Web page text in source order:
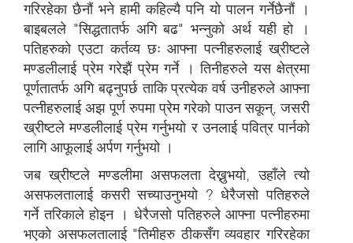
गरिरहेका छैनौं भने हामी कहिल्यै पनि यो पालन गर्नेछैनौं ।
बाइबलले "सिद्धतातर्फ अगि बढ" भन्नुको अर्थ यही हो ।
पतिहरुको एउटा कर्तव्य छः आफ्ना पत्नीहरुलाई ख्रीष्टले
मण्डलीलाई प्रेम गरेझैं प्रेम गर्ने । तिनीहरुले यस क्षेत्रमा
पूर्णतातर्फ अगि बढ्नुपर्छ ताकि प्रत्येक वर्ष उनीहरुले आफ्ना
पत्नीहरुलाई अझ पूर्ण रुपमा प्रेम गरेको पाउन सकून्, जसरी
ख्रीष्टले मण्डलीलाई प्रेम गर्नुभयो र उनलाई पवित्र पार्नको
लागि आफूलाई अर्पण गर्नुभयो ।
जब ख्रीष्टले मण्डलीमा असफलता देख्नुभयो, उहाँले त्यो
असफलतालाई कसरी सच्याउनुभयो ? धेरैजसो पतिहरुले
गर्ने तरिकाले होइन । धेरैजसो पतिहरुले आफ्ना पत्नीहरुमा
भएको असफलतालाई "तिमीहरु ठीकसँग व्यवहार गरिरहेका